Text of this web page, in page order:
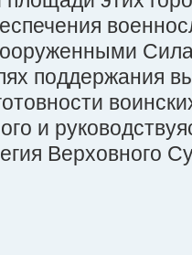
поддержания
и
Верховного